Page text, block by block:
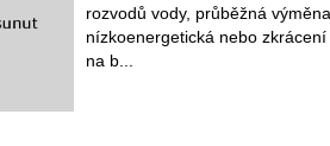
rozvodů vody, průběžná
nízkoenergetická nebo
na b...